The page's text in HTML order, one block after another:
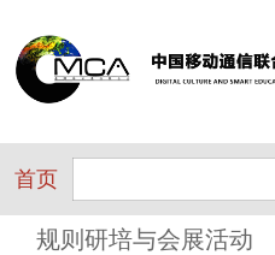
首页
规则研培与会展活动